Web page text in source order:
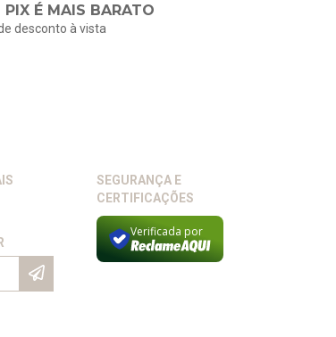
PIX É MAIS BARATO
desconto à vista
SEGURANÇA E
CERTIFICAÇÕES
Verificada por